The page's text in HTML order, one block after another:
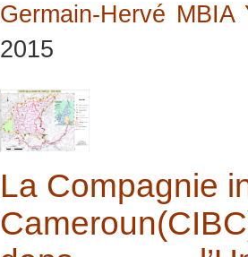
Germain-Hervé MBIA
2015
La Compagnie